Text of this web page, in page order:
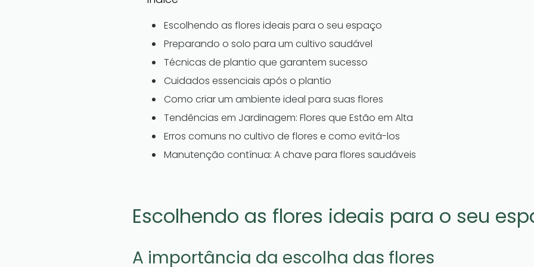
Escolhendo as flores ideais para o seu espaço
Preparando o solo para um cultivo saudável
Técnicas de plantio que garantem sucesso
Cuidados essenciais após o plantio
Como criar um ambiente ideal para suas flores
Tendências em Jardinagem: Flores que Estão em Alta
Erros comuns no cultivo de flores e como evitá-los
Manutenção contínua: A chave para flores saudáveis
Escolhendo as flores ideais para o seu
A importância da escolha das flores